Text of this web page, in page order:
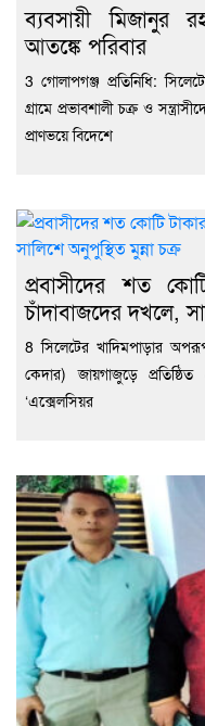
ব্যবসায়ী মিজানুর
আতঙ্কে পরিবার
3 গোলাপগঞ্জ প্রতিনিধি:
গ্রামে প্রভাবশালী চক্র ও
প্রাণভয়ে বিদেশে
প্রবাসীদের শত
চাঁদাবাজদের দখলে,
8 সিলেটের খাদিমপাড়ার
কেদার) জায়গাজুড়ে
‘এক্সেলসিয়র